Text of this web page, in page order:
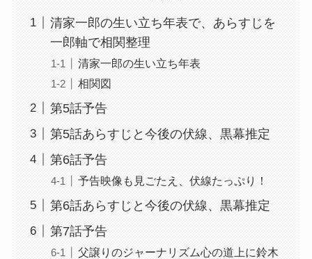
清家一郎の生い立ち年表で、あらすじを
一郎軸で相関整理
清家一郎の生い立ち年表
相関図
第5話予告
第5話あらすじと今後の伏線、黒幕推定
第6話予告
予告映像も見ごたえ、伏線たっぷり！
第6話あらすじと今後の伏線、黒幕推定
第7話予告
父譲りのジャーナリズム心の道上に鈴木